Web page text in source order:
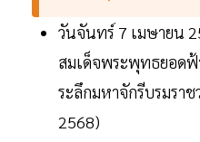
วันจันทร์ 7 เมษายน
สมเด็จพระพุทธยอด
ระลึกมหาจักรีบรมรา
2568)